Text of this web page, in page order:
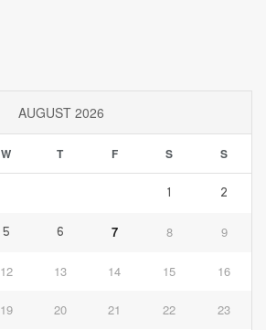
AUGUST 2026
W T F S S
1 2
5 6 7 8 9
12 13 14 15 16
19 20 21 22 23